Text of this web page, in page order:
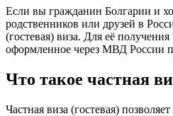
Если вы гражданин Болгарии и
родственников или друзей в
(гостевая) виза. Для её
оформленное через МВД России
Что такое частная
Частная виза (гостевая)